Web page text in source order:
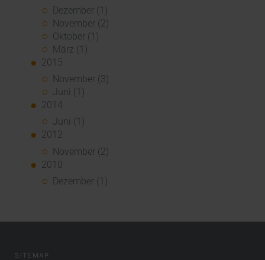
Dezember (1)
November (2)
Oktober (1)
März (1)
2015
November (3)
Juni (1)
2014
Juni (1)
2012
November (2)
2010
Dezember (1)
SITEMAP